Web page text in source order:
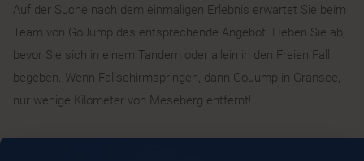
Auf der Suche nach dem einmaligen Erlebnis erwartet Sie beim
Team von GoJump das entsprechende Angebot. Heben Sie ab,
bevor Sie sich in einem Tandem oder allein in den Freien Fall
begeben. Wenn Fallschirmspringen, dann GoJump in Gransee,
nur wenige Kilometer von Meseberg entfernt!